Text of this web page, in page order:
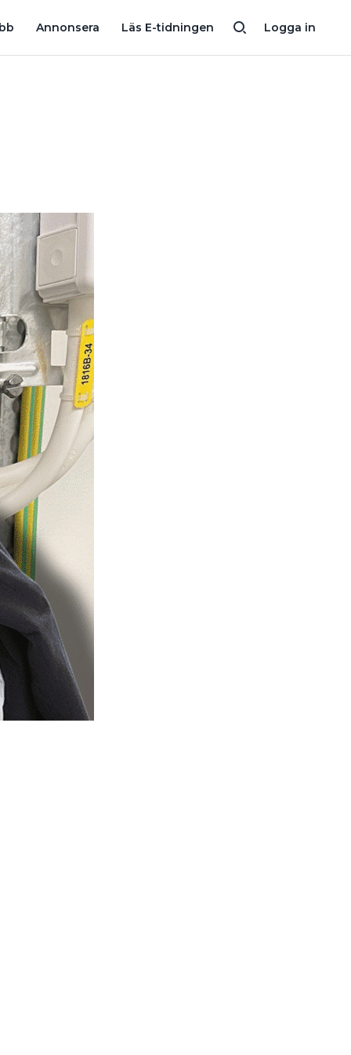
Logga in
Annonsera Läs E-tidningen
MÅSTE DET SITTA ETT VÄGGUTTAG DIREKT UNDER